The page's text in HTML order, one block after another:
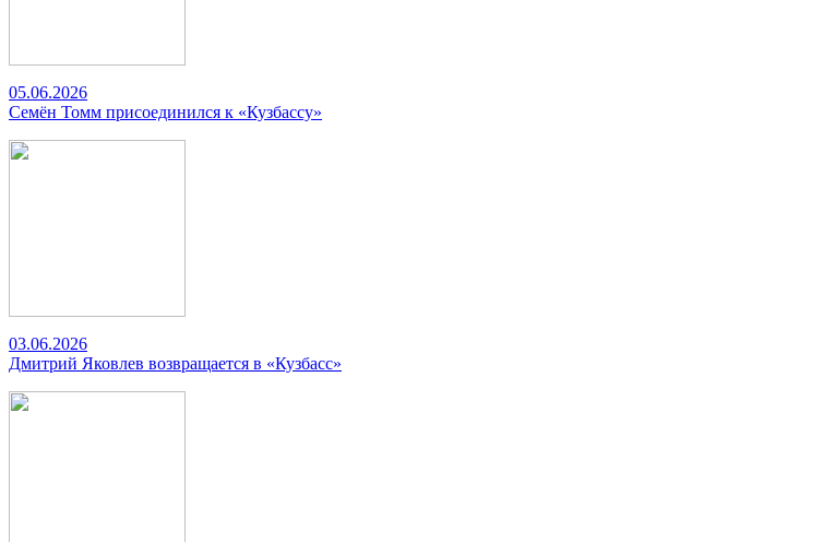
05.06.2026
Семён Томм присоединился к «Кузбассу»
03.06.2026
Дмитрий Яковлев возвращается в «Кузбасс»